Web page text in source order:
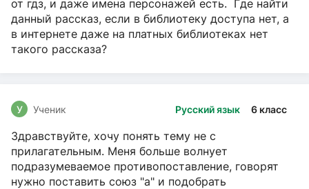
от гдз, и даже имена персонажей есть. Где найти
данный рассказ, если в библиотеку доступа нет, а
в интернете даже на платных библиотеках нет
такого рассказа?
Русский язык 6 класс
У Ученик
Здравствуйте, хочу понять тему не с
прилагательным. Меня больше волнует
подразумеваемое противопоставление, говорят
нужно поставить союз "а" и подобрать